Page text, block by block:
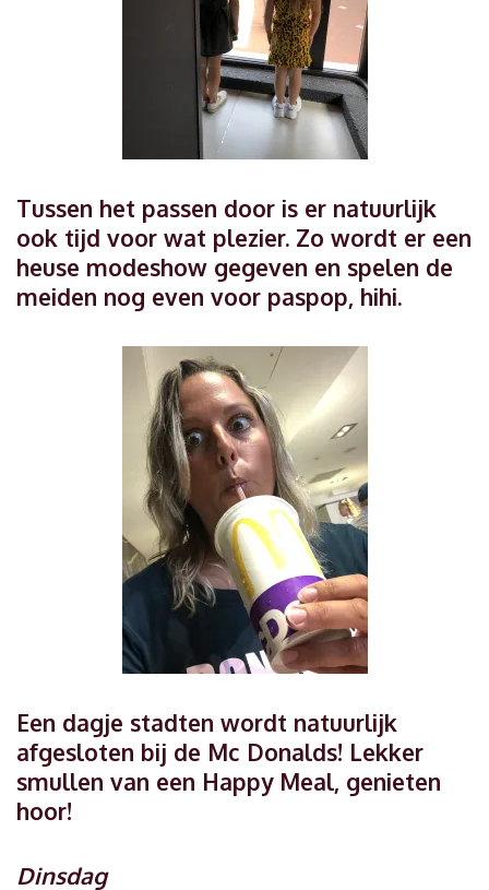
Tussen het passen door is er natuurlijk
ook tijd voor wat plezier. Zo wordt er een
heuse modeshow gegeven en spelen de
meiden nog even voor paspop, hihi.
Een dagje stadten wordt natuurlijk
afgesloten bij de Mc Donalds! Lekker
smullen van een Happy Meal, genieten
hoor!
Dinsdag